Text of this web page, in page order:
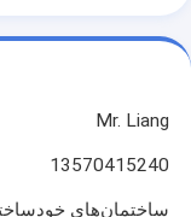
Mr. Liang
13570415240